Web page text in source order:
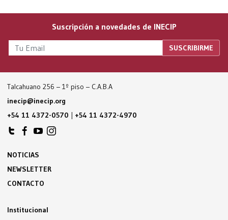
Suscripción a novedades de INECIP
Talcahuano 256 – 1º piso – C.A.B.A
inecip@inecip.org
+54 11 4372-0570 | +54 11 4372-4970
NOTICIAS
NEWSLETTER
CONTACTO
Institucional